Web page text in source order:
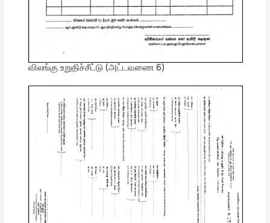
விலங்கு உறுதிச்சீட்டு (அட்டவணை 6)